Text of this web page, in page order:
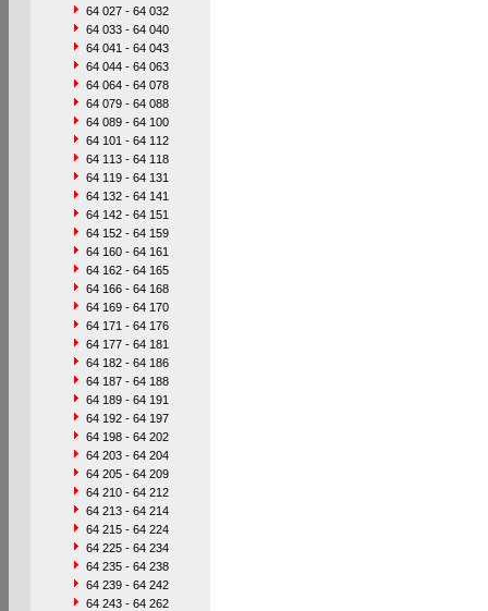
64 027 - 64 032
64 033 - 64 040
64 041 - 64 043
64 044 - 64 063
64 064 - 64 078
64 079 - 64 088
64 089 - 64 100
64 101 - 64 112
64 113 - 64 118
64 119 - 64 131
64 132 - 64 141
64 142 - 64 151
64 152 - 64 159
64 160 - 64 161
64 162 - 64 165
64 166 - 64 168
64 169 - 64 170
64 171 - 64 176
64 177 - 64 181
64 182 - 64 186
64 187 - 64 188
64 189 - 64 191
64 192 - 64 197
64 198 - 64 202
64 203 - 64 204
64 205 - 64 209
64 210 - 64 212
64 213 - 64 214
64 215 - 64 224
64 225 - 64 234
64 235 - 64 238
64 239 - 64 242
64 243 - 64 262